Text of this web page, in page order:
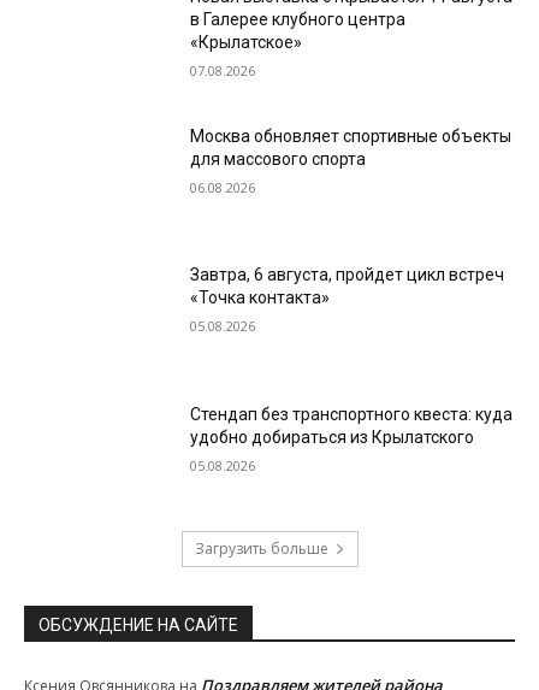
в Галерее клубного центра
«Крылатское»
07.08.2026
Москва обновляет спортивные объекты
для массового спорта
06.08.2026
Завтра, 6 августа, пройдет цикл встреч
«Точка контакта»
05.08.2026
Стендап без транспортного квеста: куда
удобно добираться из Крылатского
05.08.2026
Загрузить больше
ОБСУЖДЕНИЕ НА САЙТЕ
Ксения Овсянникова на Поздравляем жителей района